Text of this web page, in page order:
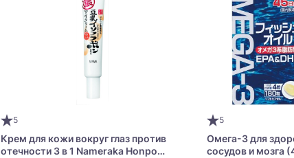
5
Крем для кожи вокруг глаз против
отечности 3 в 1 Nameraka Honpo
5
Омега-3 для
сосудов и мозга